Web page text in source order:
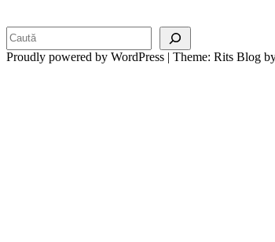
Proudly powered by WordPress | Theme: Rits Blog